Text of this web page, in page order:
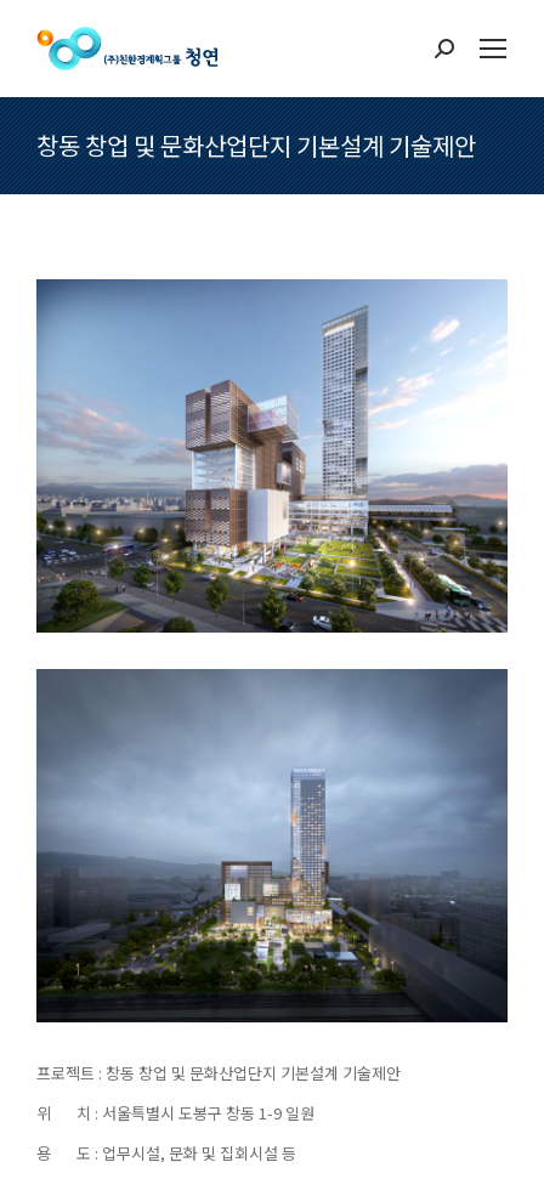
Search:
창동 창업 및 문화산업단지 기본설계 기술제안
프로젝트 : 창동 창업 및 문화산업단지 기본설계 기술제안
위 치 : 서울특별시 도봉구 창동 1-9 일원
용 도 : 업무시설, 문화 및 집회시설 등